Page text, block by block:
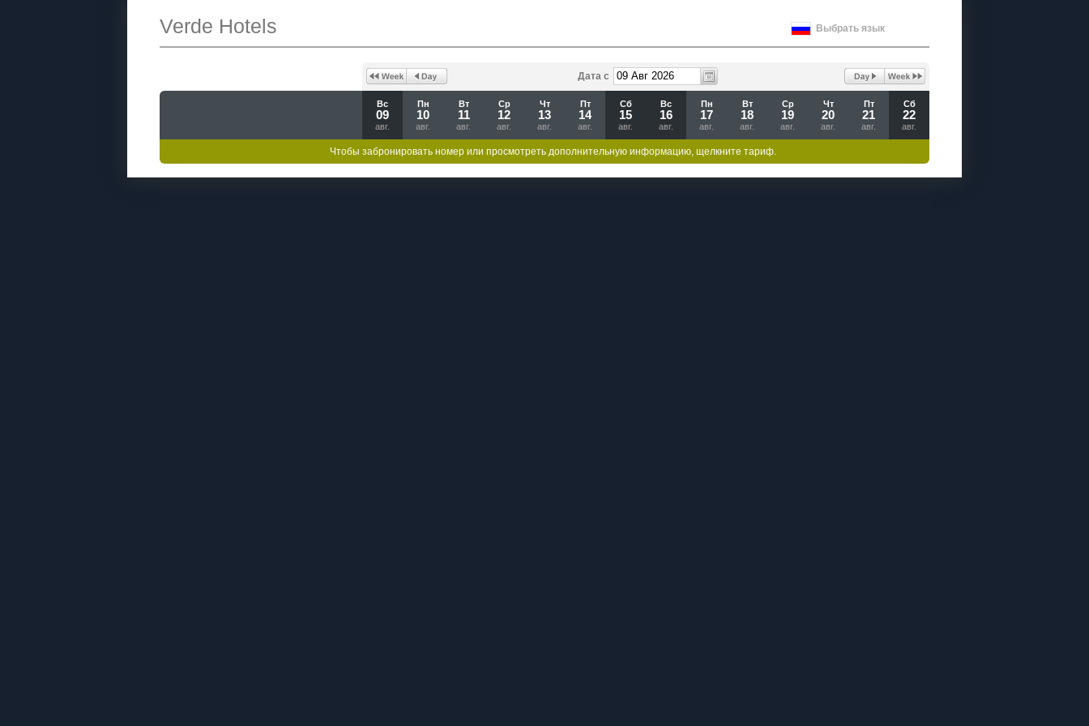
Выбрать язык
Verde Hotels
Дата с
Вс
09
авг.
Пн
10
авг.
Вт
11
авг.
Ср
12
авг.
Чт
13
авг.
Пт
14
авг.
Сб
15
авг.
Вс
16
авг.
Пн
17
авг.
Вт
18
авг.
Ср
19
авг.
Чт
20
авг.
Пт
21
авг.
Сб
22
авг.
Чтобы забронировать номер или просмотреть дополнительную информацию, щелкните тариф.